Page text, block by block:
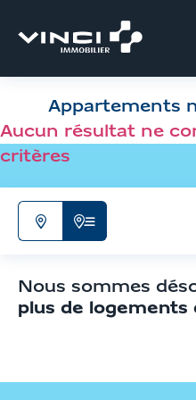
contenu
de
recherche
aux
résultats
moment
Appartements
Aucun résultat ne
critères
N'afficher
carte
Afficher
de
résultats
Nous sommes
plus de logements